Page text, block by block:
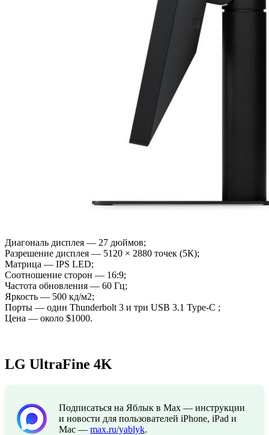
Диагональ дисплея — 27 дюймов;
Разрешение дисплея — 5120 × 2880 точек (5К);
Матрица — IPS LED;
Соотношение сторон — 16:9;
Частота обновления — 60 Гц;
Яркость — 500 кд/м2;
Порты — один Thunderbolt 3 и три USB 3.1 Type-C ;
Цена — около $1000.
LG UltraFine 4K
Подписаться на Яблык в Max — инструкции
и новости для пользователей iPhone, iPad и
Mac — max.ru/yablyk.